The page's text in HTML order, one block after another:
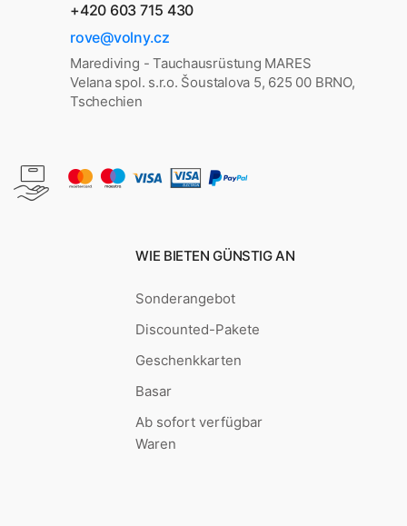
+420 603 715 430
rove@volny.cz
Marediving - Tauchausrüstung MARES
Velana spol. s.r.o. Šoustalova 5, 625 00 BRNO,
Tschechien
WIE BIETEN GÜNSTIG AN
Sonderangebot
Discounted-Pakete
Geschenkkarten
Basar
Ab sofort verfügbar
Waren